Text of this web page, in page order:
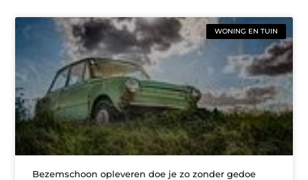
WONING EN TUIN
Bezemschoon opleveren doe je zo zonder gedoe